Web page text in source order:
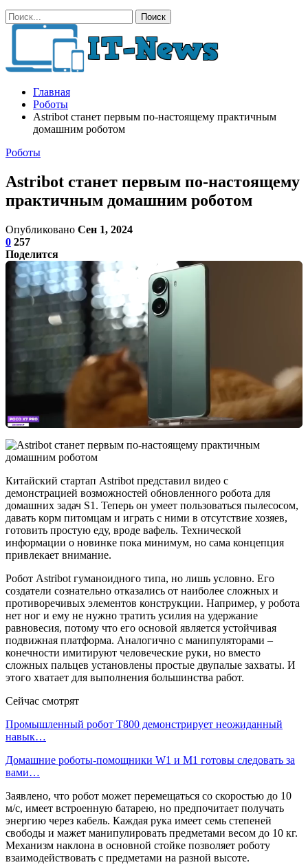
Главная
Роботы
Astribot станет первым по-настоящему практичным
домашним роботом
Роботы
Astribot станет первым по-настоящему
практичным домашним роботом
Опубликовано Сен 1, 2024
0 257
Поделится
Китайский стартап Astribot представил видео с
демонстрацией возможностей обновленного робота для
домашних задач S1. Теперь он умеет пользоваться пылесосом,
давать корм питомцам и играть с ними в отсутствие хозяев,
готовить простую еду, вроде вафель. Технической
информации о новинке пока минимум, но сама концепция
привлекает внимание.
Робот Astribot гуманоидного типа, но лишь условно. Его
создатели сознательно отказались от наиболее сложных и
противоречивых элементов конструкции. Например, у робота
нет ног и ему не нужно тратить усилия на удержание
равновесия, потому что его основой является устойчивая
подвижная платформа. Аналогично с манипуляторами –
конечности имитируют человеческие руки, но вместо
сложных пальцев установлены простые двупалые захваты. И
этого хватает для выполнения большинства работ.
Сейчас смотрят
Промышленный робот Т800 демонстрирует неожиданный
навык…
Домашние роботы-помощники W1 и M1 готовы следовать за
вами…
Заявлено, что робот может перемещаться со скоростью до 10
м/с, имеет встроенную батарею, но предпочитает получать
энергию через кабель. Каждая рука имеет семь степеней
свободы и мажет манипулировать предметами весом до 10 кг.
Механизм наклона в основной стойке позволяет роботу
взаимодействовать с предметами на разной высоте.